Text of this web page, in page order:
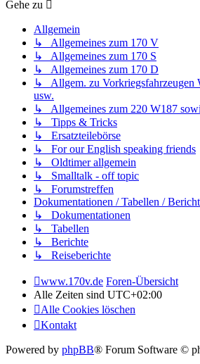
Gehe zu
Allgemein
↳ Allgemeines zum 170 V
↳ Allgemeines zum 170 S
↳ Allgemeines zum 170 D
↳ Allgem. zu Vorkriegsfahrzeugen
usw.
↳ Allgemeines zum 220 W187
↳ Tipps & Tricks
↳ Ersatzteilebörse
↳ For our English speaking friends
↳ Oldtimer allgemein
↳ Smalltalk - off topic
↳ Forumstreffen
Dokumentationen / Tabellen /
↳ Dokumentationen
↳ Tabellen
↳ Berichte
↳ Reiseberichte
www.170v.de Foren-Übersicht
Alle Zeiten sind UTC+02:00
Alle Cookies löschen
Kontakt
Powered by phpBB® Forum Software ©